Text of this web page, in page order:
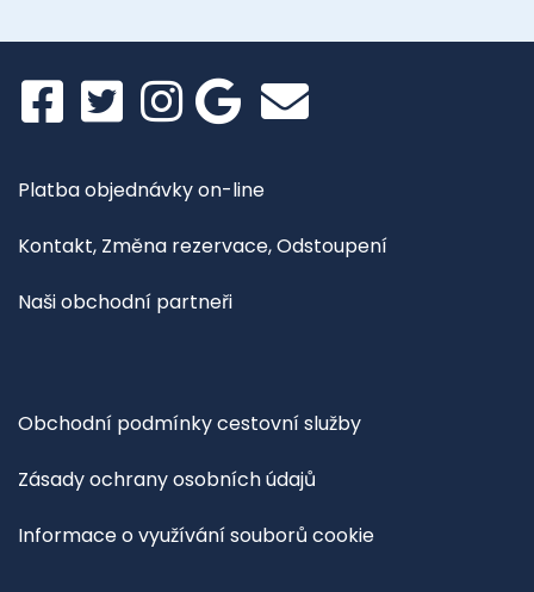
Platba objednávky on-line
Kontakt, Změna rezervace, Odstoupení
Naši obchodní partneři
Obchodní podmínky cestovní služby
Zásady ochrany osobních údajů
Informace o využívání souborů cookie